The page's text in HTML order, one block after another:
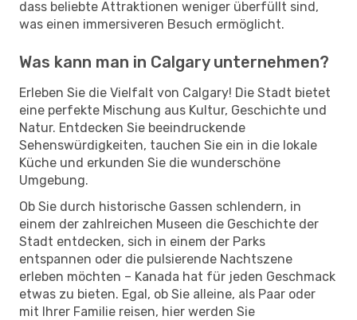
dass beliebte Attraktionen weniger überfüllt sind,
was einen immersiveren Besuch ermöglicht.
Was kann man in Calgary unternehmen?
Erleben Sie die Vielfalt von Calgary! Die Stadt bietet
eine perfekte Mischung aus Kultur, Geschichte und
Natur. Entdecken Sie beeindruckende
Sehenswürdigkeiten, tauchen Sie ein in die lokale
Küche und erkunden Sie die wunderschöne
Umgebung.
Ob Sie durch historische Gassen schlendern, in
einem der zahlreichen Museen die Geschichte der
Stadt entdecken, sich in einem der Parks
entspannen oder die pulsierende Nachtszene
erleben möchten – Kanada hat für jeden Geschmack
etwas zu bieten. Egal, ob Sie alleine, als Paar oder
mit Ihrer Familie reisen, hier werden Sie